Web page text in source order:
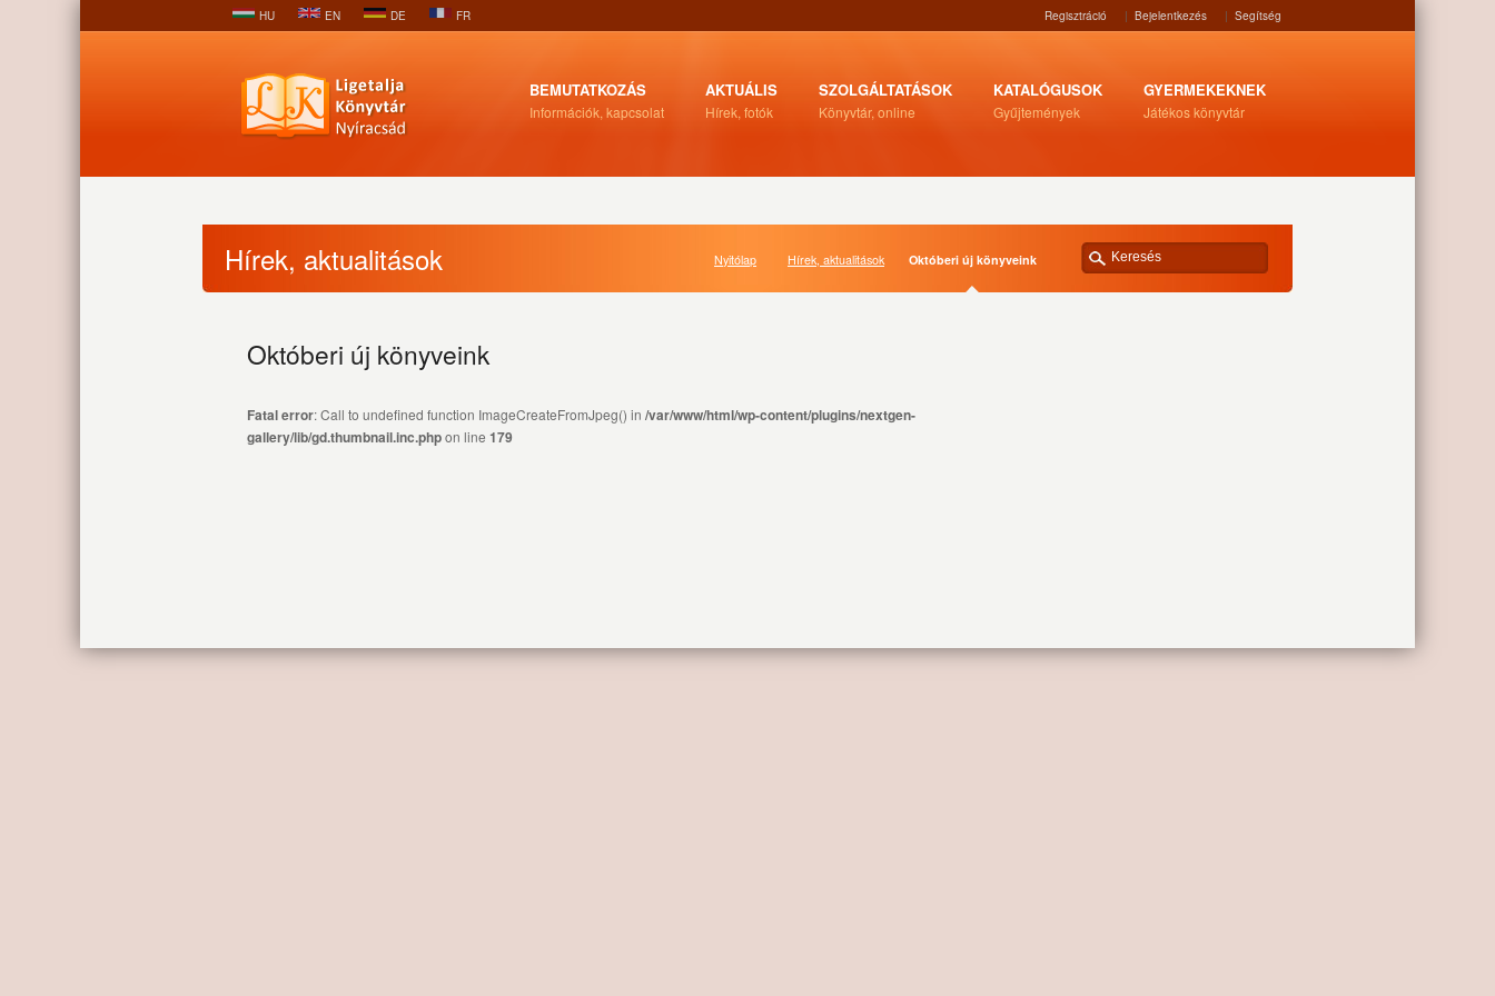
HU EN DE FR Regisztráció | Bejelentkezés | Segítség
BEMUTATKOZÁS
Információk, kapcsolat
AKTUÁLIS
Hírek, fotók
SZOLGÁLTATÁSOK
Könyvtár, online
KATALÓGUSOK
Gyűjtemények
GYERMEKEKNEK
Játékos könyvtár
Hírek, aktualitások Nyitólap Hírek, aktualitások Októberi új könyveink
Októberi új könyveink
Fatal error: Call to undefined function ImageCreateFromJpeg() in /var/www/html/wp-content/plugins/nextgen-
gallery/lib/gd.thumbnail.inc.phpon line 179